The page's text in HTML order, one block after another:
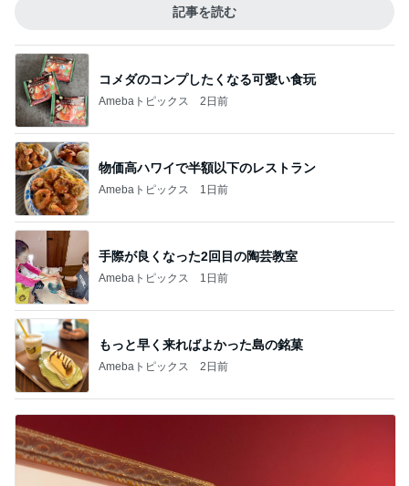
記事を読む
コメダのコンプしたくなる可愛い食玩
Amebaトピックス 2日前
物価高ハワイで半額以下のレストラン
Amebaトピックス 1日前
手際が良くなった2回目の陶芸教室
Amebaトピックス 1日前
もっと早く来ればよかった島の銘菓
Amebaトピックス 2日前